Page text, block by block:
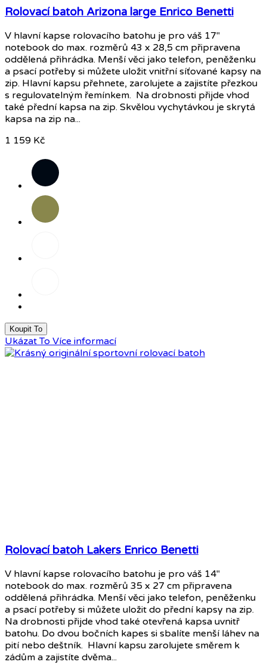
Rolovací batoh Arizona large Enrico Benetti
V hlavní kapse rolovacího batohu je pro váš 17"
notebook do max. rozměrů 43 x 28,5 cm připravena
oddělená přihrádka. Menší věci jako telefon, peněženku
a psací potřeby si můžete uložit vnitřní síťované kapsy na
zip. Hlavní kapsu přehnete, zarolujete a zajistíte přezkou
s regulovatelným řemínkem. Na drobnosti přijde vhod
také přední kapsa na zip. Skvělou vychytávkou je skrytá
kapsa na zip na...
1 159 Kč
Černá
Olivová
Koupit To
Ukázat To Více informací
Rolovací batoh Lakers Enrico Benetti
V hlavní kapse rolovacího batohu je pro váš 14"
notebook do max. rozměrů 35 x 27 cm připravena
oddělená přihrádka. Menší věci jako telefon, peněženku
a psací potřeby si můžete uložit do přední kapsy na zip.
Na drobnosti přijde vhod také otevřená kapsa uvnitř
batohu. Do dvou bočních kapes si sbalíte menší láhev na
pití nebo deštník. Hlavní kapsu zarolujete směrem k
zádům a zajistíte dvěma...